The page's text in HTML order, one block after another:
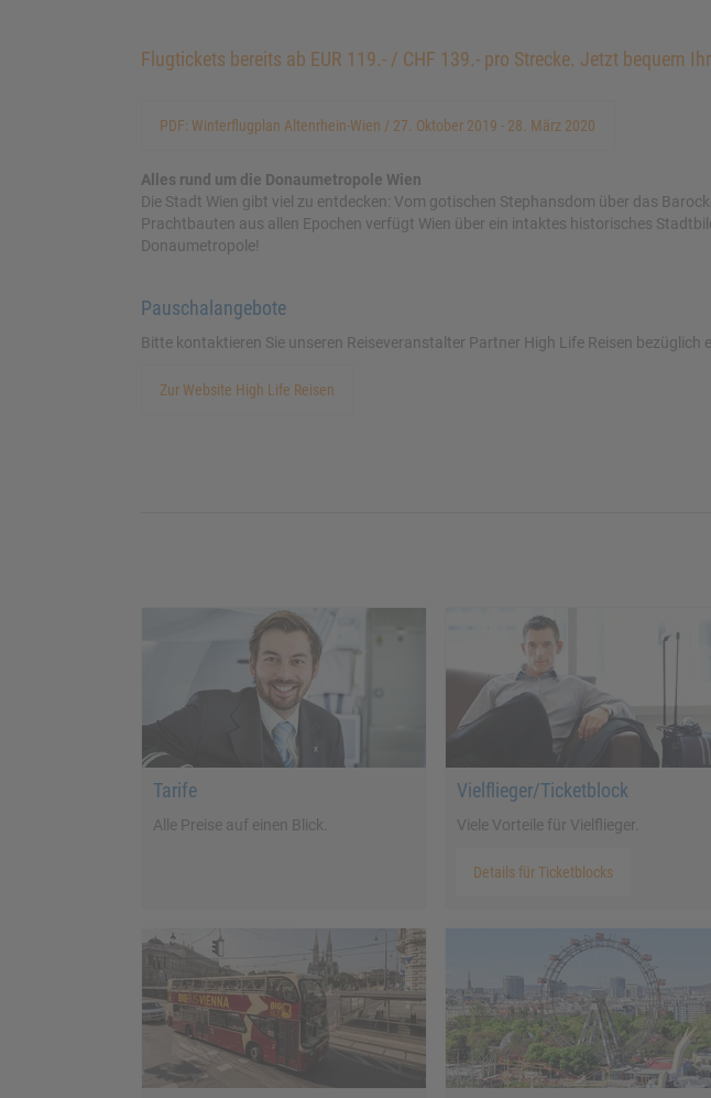
Flugtickets bereits ab EUR 119.- / CHF 139.- pro Strecke. Jetzt bequem
PDF: Winterflugplan Altenrhein-Wien / 27. Oktober 2019 - 28. März 2020
Alles rund um die Donaumetropole Wien
Die Stadt Wien gibt viel zu entdecken: Vom gotischen Stephansdom über das
Prachtbauten aus allen Epochen verfügt Wien über ein intaktes historisches
Donaumetropole!
Pauschalangebote
Bitte kontaktieren Sie unseren Reiseveranstalter Partner High Life Reisen bezüglich
Zur Website High Life Reisen
Tarife
Alle Preise auf einen Blick.
Vielflieger/Ticketblock
Viele Vorteile für Vielflieger.
Details für Ticketblocks